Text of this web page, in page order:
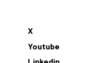
X
Youtube